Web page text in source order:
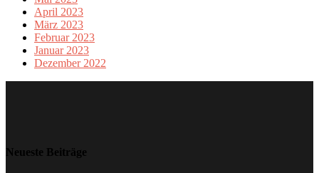
April 2023
März 2023
Februar 2023
Januar 2023
Dezember 2022
Neueste Beiträge